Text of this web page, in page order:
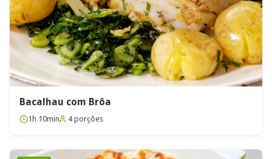
Bacalhau com Brôa
1h 10min 4 porções